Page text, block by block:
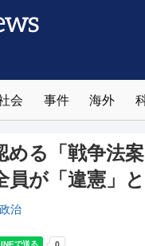
会 事件 海外
める「戦争法
員が「違憲」
政治